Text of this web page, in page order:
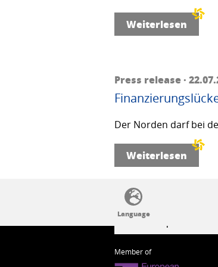
Weiterlesen
Press release ·
Der Norden darf bei
Weiterlesen
SSW politics from A to
Member of